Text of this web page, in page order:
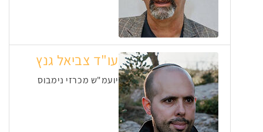
עו"ד צביאל גנץ
יועמ"ש מכרזי נימבוס